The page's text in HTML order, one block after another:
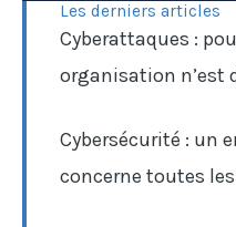
Les derniers articles
Cyberattaques :
organisation n’est
Cybersécurité : un
concerne toutes